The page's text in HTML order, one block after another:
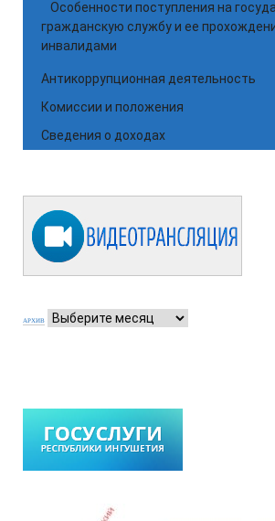
Особенности поступления на
гражданскую службу и ее
инвалидами
Антикоррупционная деятельность
Комиссии и положения
Сведения о доходах
АРХИВ